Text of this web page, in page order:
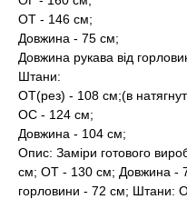
ОТ - 146 см;
Довжина - 75 см;
Довжина рукава від
Штани:
ОТ(рез) - 108 см;(в
ОС - 124 см;
Довжина - 104 см;
Опис: Заміри готового
см; ОТ - 130 см; Довжина -
горловини - 72 см; Штани: